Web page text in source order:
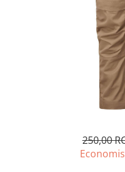
Masini de gaurit si
Masini de slefuit si rindeluit
Masini multifunctionale
Scule electrice de banc
Suflante aer cald si
îmbrăcăminte unică
Accesorii industria
Protecţie ignifugă
250,00